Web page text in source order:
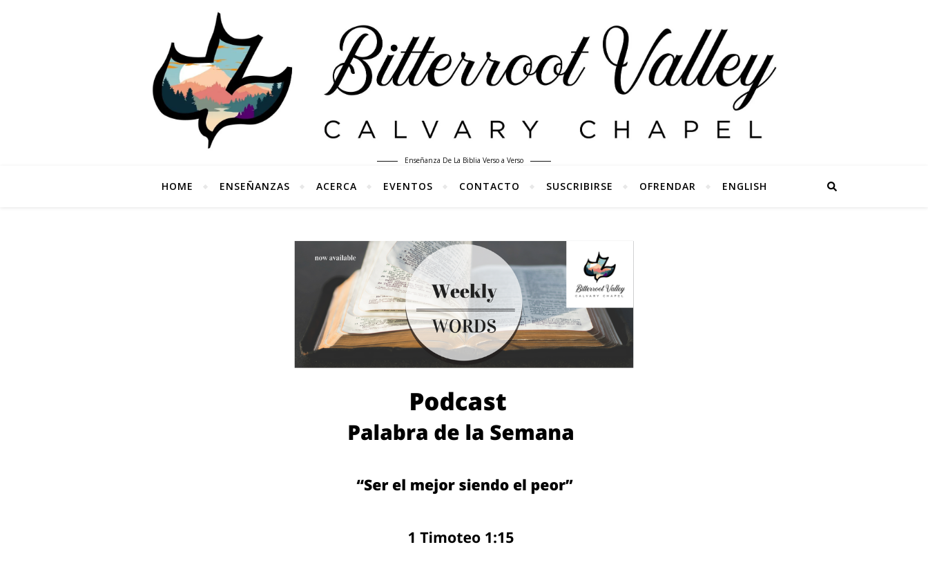
Enseñanza De La Biblia Verso a Verso
HOME ENSEÑANZAS ACERCA EVENTOS CONTACTO SUSCRIBIRSE OFRENDAR ENGLISH